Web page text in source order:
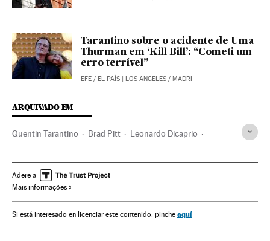
Tarantino sobre o acidente de Uma
Thurman em ‘Kill Bill’: “Cometi um
erro terrível”
EFE / EL PAÍS | LOS ANGELES / MADRI
ARQUIVADO EM
Quentin Tarantino Brad Pitt Leonardo Dicaprio
Cinema western Festival Cannes
Festivais cinema
Filmes Indústria Cinematográfica Cinema Eventos
Adere a
Mais informações
Si está interesado en licenciar este contenido, pinche aquí